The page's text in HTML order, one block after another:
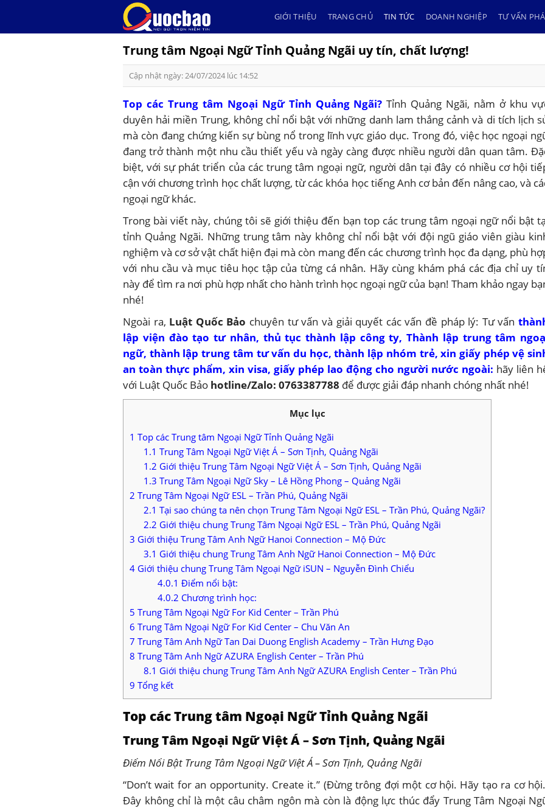
content
GIỚI THIỆU TRANG CHỦ TIN TỨC DOANH NGHIỆP TƯ VẤN
Trung tâm Ngoại Ngữ Tỉnh Quảng Ngãi uy tín, chất lượng!
Cập nhật ngày: 24/07/2024 lúc 14:52
Top các Trung tâm Ngoại Ngữ Tỉnh Quảng Ngãi? Tỉnh Quảng Ngãi, nằm ở khu
duyên hải miền Trung, không chỉ nổi bật với những danh lam thắng cảnh và di tích lịch
mà còn đang chứng kiến sự bùng nổ trong lĩnh vực giáo dục. Trong đó, việc học ngoại
đang trở thành một nhu cầu thiết yếu và ngày càng được nhiều người dân quan tâm.
biệt, với sự phát triển của các trung tâm ngoại ngữ, người dân tại đây có nhiều cơ hội
cận với chương trình học chất lượng, từ các khóa học tiếng Anh cơ bản đến nâng cao, và
ngoại ngữ khác.
Trong bài viết này, chúng tôi sẽ giới thiệu đến bạn top các trung tâm ngoại ngữ nổi bật
tỉnh Quảng Ngãi. Những trung tâm này không chỉ nổi bật với đội ngũ giáo viên giàu
nghiệm và cơ sở vật chất hiện đại mà còn mang đến các chương trình học đa dạng, phù
với nhu cầu và mục tiêu học tập của từng cá nhân. Hãy cùng khám phá các địa chỉ uy
này để tìm ra nơi phù hợp nhất cho hành trình học ngoại ngữ của bạn! Tham khảo ngay
nhé!
Ngoài ra, Luật Quốc Bảo chuyên tư vấn và giải quyết các vấn đề pháp lý: Tư vấn
lập viện đào tạo tư nhân, thủ tục thành lập công ty, Thành lập trung tâm
ngữ, thành lập trung tâm tư vấn du học,thành lập nhóm trẻ,xin giấy phép vệ
an toàn thực phẩm, xin visa, giấy phép lao động cho người nước ngoài: hãy liên
với Luật Quốc Bảo hotline/Zalo: 0763387788 để được giải đáp nhanh chóng nhất nhé!
Mục lục
1 Top các Trung tâm Ngoại Ngữ Tỉnh Quảng Ngãi
1.1 Trung Tâm Ngoại Ngữ Việt Á – Sơn Tịnh, Quảng Ngãi
1.2 Giới thiệu Trung Tâm Ngoại Ngữ Việt Á – Sơn Tịnh, Quảng Ngãi
1.3 Trung Tâm Ngoại Ngữ Sky – Lê Hồng Phong – Quảng Ngãi
2 Trung Tâm Ngoại Ngữ ESL – Trần Phú, Quảng Ngãi
2.1 Tại sao chúng ta nên chọn Trung Tâm Ngoại Ngữ ESL – Trần Phú, Quảng Ngãi?
2.2 Giới thiệu chung Trung Tâm Ngoại Ngữ ESL – Trần Phú, Quảng Ngãi
3 Giới thiệu Trung Tâm Anh Ngữ Hanoi Connection – Mộ Đức
3.1 Giới thiệu chung Trung Tâm Anh Ngữ Hanoi Connection – Mộ Đức
4 Giới thiệu chung Trung Tâm Ngoại Ngữ iSUN – Nguyễn Đình Chiểu
4.0.1 Điểm nổi bật:
4.0.2 Chương trình học:
5 Trung Tâm Ngoại Ngữ For Kid Center – Trần Phú
6 Trung Tâm Ngoại Ngữ For Kid Center – Chu Văn An
7 Trung Tâm Anh Ngữ Tan Dai Duong English Academy – Trần Hưng Đạo
8 Trung Tâm Anh Ngữ AZURA English Center – Trần Phú
8.1 Giới thiệu chung Trung Tâm Anh Ngữ AZURA English Center – Trần Phú
9 Tổng kết
Top các Trung tâm Ngoại Ngữ Tỉnh Quảng Ngãi
Trung Tâm Ngoại Ngữ Việt Á – Sơn Tịnh, Quảng Ngãi
Điểm Nổi Bật Trung Tâm Ngoại Ngữ Việt Á – Sơn Tịnh, Quảng Ngãi
“Don’t wait for an opportunity. Create it.” (Đừng trông đợi một cơ hội. Hãy tạo ra cơ
Đây không chỉ là một câu châm ngôn mà còn là động lực thúc đẩy Trung Tâm Ngoại